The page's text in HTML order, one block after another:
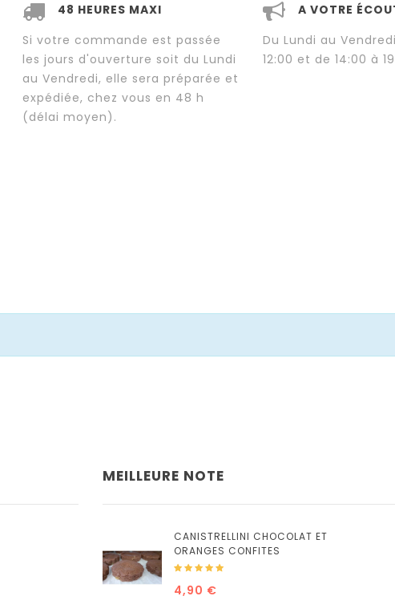
48 HEURES MAXI
Si votre commande est passée
les jours d'ouverture soit du Lundi
au Vendredi, elle sera préparée et
expédiée, chez vous en 48 h
(délai moyen).
A VOTRE
Du Lundi au
12:00 et de 14:00 à
MEILLEURE NOTE
CANISTRELLINI CHOCOLAT ET
ORANGES CONFITES
4,90 €